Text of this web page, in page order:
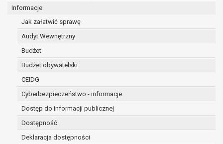
Informacje
Jak załatwić sprawę
Audyt Wewnętrzny
Budżet
Budżet obywatelski
CEIDG
Cyberbezpieczeństwo - informacje
Dostęp do informacji publicznej
Dostępność
Deklaracja dostępności
osobowych;
podmioty upoważnione do odbioru danych
przepisów prawa.
Pani/Pana dane osobowe będą przetwarzane
przez okres niezbędny do realizacji celu dla jakiego
zostały zebrane oraz zgodnie z terminami
archiwizacji określonymi przez przepisy prawa
powszechnie obowiązującego.
W przypadku, gdy dane osobowe przetwarzane są
na podstawie zgody osoby, której dane dotyczą